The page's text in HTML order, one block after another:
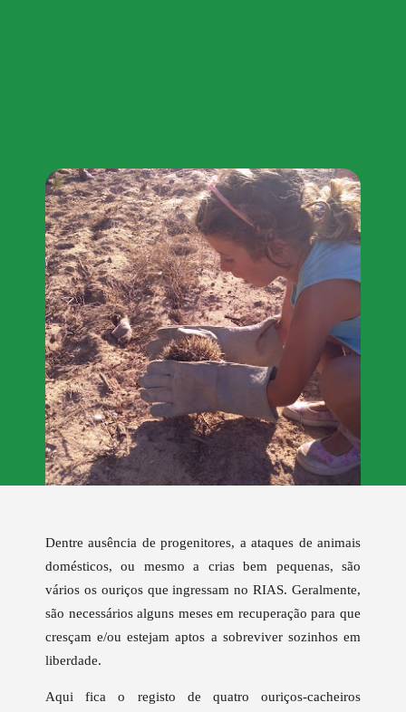
Dentre ausência de progenitores, a ataques de animais
domésticos, ou mesmo a crias bem pequenas, são
vários os ouriços que ingressam no RIAS. Geralmente,
são necessários alguns meses em recuperação para que
cresçam e/ou estejam aptos a sobreviver sozinhos em
liberdade.
Aqui fica o registo de quatro ouriços-cacheiros